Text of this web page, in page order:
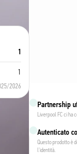
1
1
2026
Partnership
Liverpool FC ci ha
Autenticato
Questo prodotto è
l'identità.